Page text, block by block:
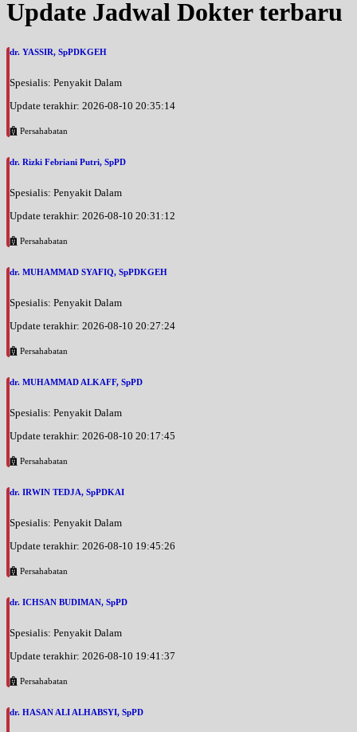
Update Jadwal Dokter terbaru
dr. YASSIR, SpPDKGEH
Spesialis: Penyakit Dalam
Update terakhir: 2026-08-10 20:35:14
Persahabatan
dr. Rizki Febriani Putri, SpPD
Spesialis: Penyakit Dalam
Update terakhir: 2026-08-10 20:31:12
Persahabatan
dr. MUHAMMAD SYAFIQ, SpPDKGEH
Spesialis: Penyakit Dalam
Update terakhir: 2026-08-10 20:27:24
Persahabatan
dr. MUHAMMAD ALKAFF, SpPD
Spesialis: Penyakit Dalam
Update terakhir: 2026-08-10 20:17:45
Persahabatan
dr. IRWIN TEDJA, SpPDKAI
Spesialis: Penyakit Dalam
Update terakhir: 2026-08-10 19:45:26
Persahabatan
dr. ICHSAN BUDIMAN, SpPD
Spesialis: Penyakit Dalam
Update terakhir: 2026-08-10 19:41:37
Persahabatan
dr. HASAN ALI ALHABSYI, SpPD